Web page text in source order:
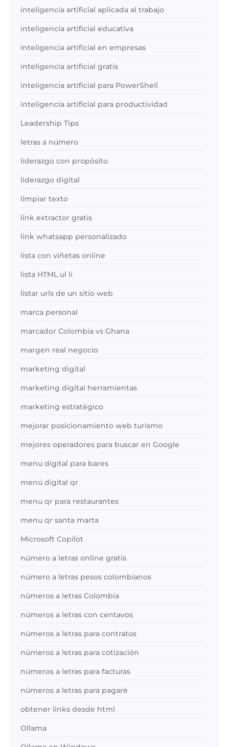
inteligencia artificial aplicada al trabajo
inteligencia artificial educativa
inteligencia artificial en empresas
inteligencia artificial gratis
inteligencia artificial para PowerShell
inteligencia artificial para productividad
Leadership Tips
letras a número
liderazgo con propósito
liderazgo digital
limpiar texto
link extractor gratis
link whatsapp personalizado
lista con viñetas online
lista HTML ul li
listar urls de un sitio web
marca personal
marcador Colombia vs Ghana
margen real negocio
marketing digital
marketing digital herramientas
marketing estratégico
mejorar posicionamiento web turismo
mejores operadores para buscar en Google
menu digital para bares
menú digital qr
menu qr para restaurantes
menu qr santa marta
Microsoft Copilot
número a letras online gratis
número a letras pesos colombianos
números a letras Colombia
números a letras con centavos
números a letras para contratos
números a letras para cotización
números a letras para facturas
números a letras para pagaré
obtener links desde html
Ollama